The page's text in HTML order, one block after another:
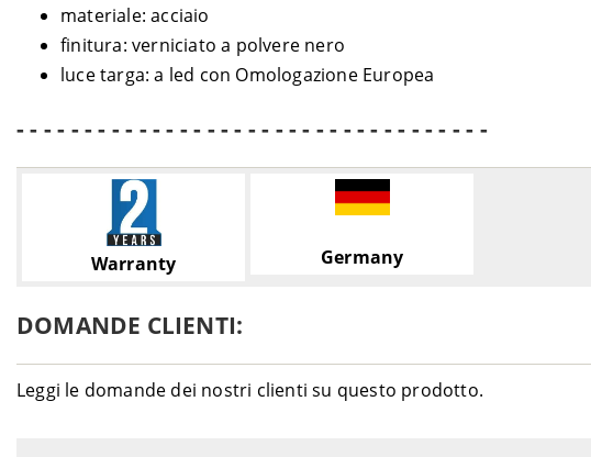
materiale: acciaio
finitura: verniciato a polvere nero
luce targa: a led con Omologazione Europea
- - - - - - - - - - - - - - - - - - - - - - - - - - - - - - - - - - -
Warranty Germany
DOMANDE CLIENTI:
Leggi le domande dei nostri clienti su questo prodotto.